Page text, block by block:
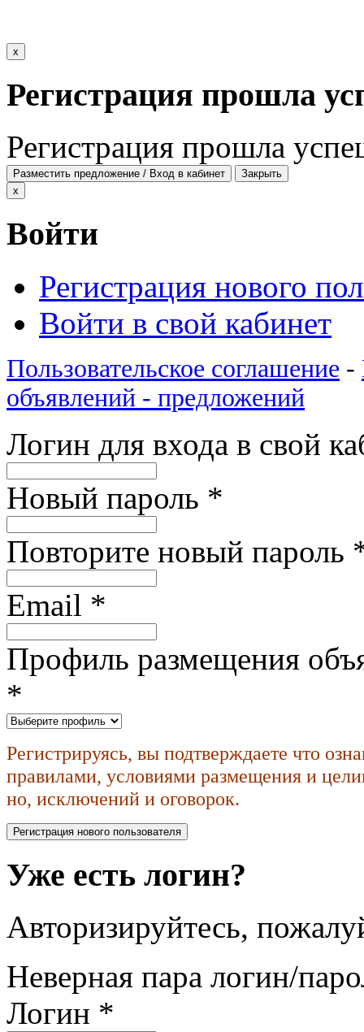
x
Регистрация прошла
Регистрация прошла
Разместить предложение / Вход в кабинет
Закрыть
x
Войти
Регистрация нового
Войти в свой кабинет
Пользовательское соглашение -
объявлений - предложений
Логин для входа в свой
Новый пароль *
Повторите новый пароль
Email *
Профиль размещения
*
Регистрируясь, вы подтверждаете что
правилами, условиями размещения и
но, исключений и оговорок.
Уже есть логин?
Авторизируйтесь,
Неверная пара логин/
Логин *